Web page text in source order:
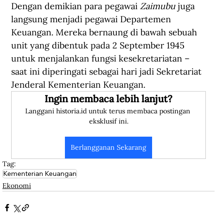
Dengan demikian para pegawai Zaimubu juga
langsung menjadi pegawai Departemen
Keuangan. Mereka bernaung di bawah sebuah
unit yang dibentuk pada 2 September 1945
untuk menjalankan fungsi kesekretariatan –
saat ini diperingati sebagai hari jadi Sekretariat
Jenderal Kementerian Keuangan.
Ingin membaca lebih lanjut?
Langgani historia.id untuk terus membaca postingan
eksklusif ini.
Berlangganan Sekarang
Tag:
Kementerian Keuangan
Ekonomi